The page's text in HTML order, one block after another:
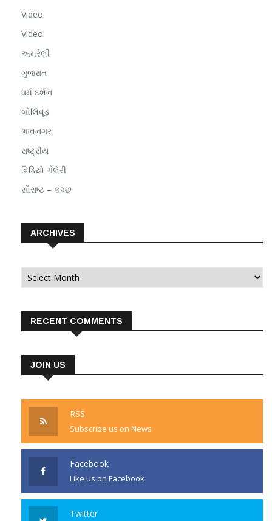
Video
Video
અમરેલી
ગુજરાત
ધર્મ દર્શન
બોલિવૂડ
ભાવનગર
રાષ્ટ્રીય
વિડિયો ગેલેરી
સૌરાષ્ટ – કચ્છ
ARCHIVES
Archives
RECENT COMMENTS
JOIN US
RSS
Subscribe us on News
Facebook
Like us on Facebook
Twitter